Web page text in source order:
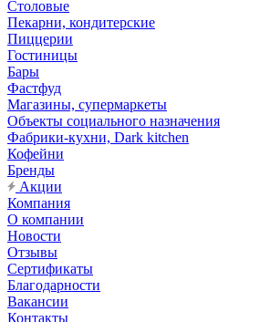
Столовые
Пекарни, кондитерские
Пиццерии
Гостиницы
Бары
Фастфуд
Магазины, супермаркеты
Объекты социального назначения
Фабрики-кухни, Dark kitchen
Кофейни
Бренды
Акции
Компания
О компании
Новости
Отзывы
Сертификаты
Благодарности
Вакансии
Контакты